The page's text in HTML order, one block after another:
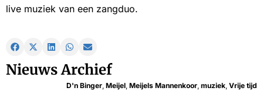
live muziek van een zangduo.
Nieuws Archief
D'n Binger, Meijel, Meijels Mannenkoor, muziek, Vrije tijd